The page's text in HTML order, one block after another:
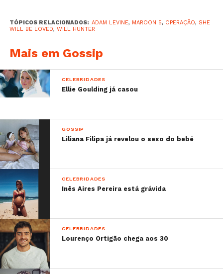
TÓPICOS RELACIONADOS: ADAM LEVINE, MAROON 5, OPERAÇÃO, SHE
WILL BE LOVED, WILL HUNTER
Mais em Gossip
CELEBRIDADES
Ellie Goulding já casou
GOSSIP
Liliana Filipa já revelou o sexo do bebé
CELEBRIDADES
Inês Aires Pereira está grávida
CELEBRIDADES
Lourenço Ortigão chega aos 30